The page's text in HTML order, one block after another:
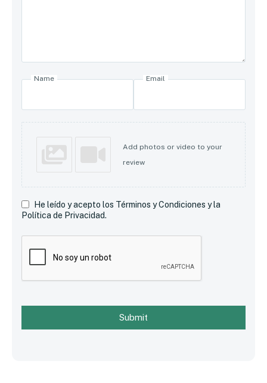
Name Email
Add photos or video to your
review
He leído y acepto los Términos y Condiciones y la
Política de Privacidad.
Submit